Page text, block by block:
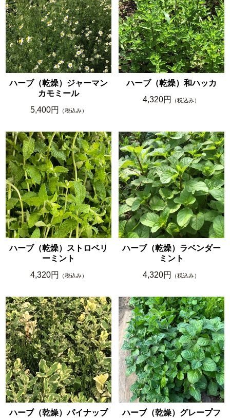
ハーブ（乾燥）ジャーマン
カモミール
5,400円
（税込み）
ハーブ（乾燥）和ハッカ
4,320円
（税込み）
ハーブ（乾燥）ストロベリ
ーミント
4,320円
（税込み）
ハーブ（乾燥）ラベンダー
ミント
4,320円
（税込み）
ハーブ（乾燥）パイナップ
ハーブ（乾燥）グレープフ